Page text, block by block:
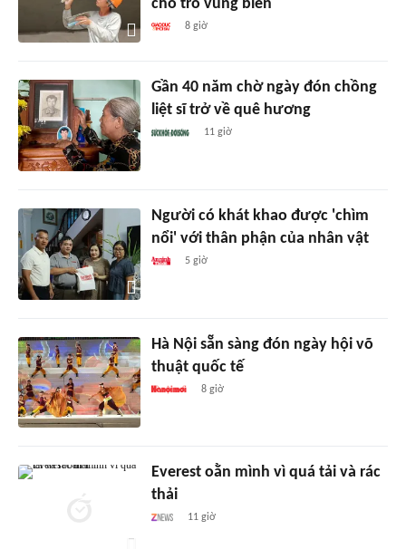
cho trò vùng biên
8 giờ
Gần 40 năm chờ ngày đón chồng
liệt sĩ trở về quê hương
11 giờ
Người có khát khao được 'chìm
nổi' với thân phận của nhân vật
5 giờ
Hà Nội sẵn sàng đón ngày hội võ
thuật quốc tế
8 giờ
Everest oằn mình vì quá tải và rác
thải
11 giờ